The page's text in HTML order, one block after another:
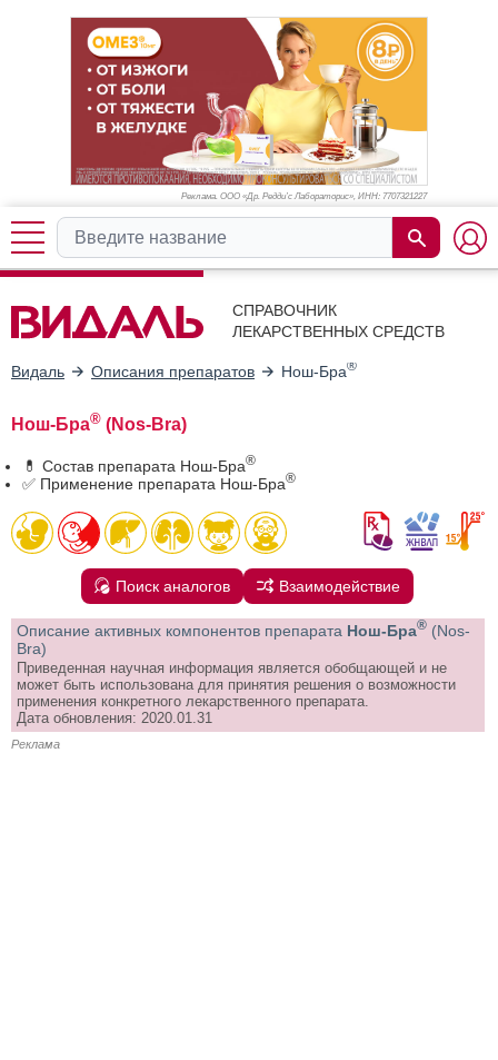
Реклама. ООО «Др. Редди’с Лабораторис», ИНН: 7707321227
СПРАВОЧНИК
ЛЕКАРСТВЕННЫХ СРЕДСТВ
Видаль Описания препаратов Нош-Бра®
Нош-Бра® (Nos-Bra)
💊 Состав препарата Нош-Бра®
✅ Применение препарата Нош-Бра®
Поиск аналогов Взаимодействие
Описание активных компонентов препарата Нош-Бра® (Nos-
Bra)
Приведенная научная информация является обобщающей и не
может быть использована для принятия решения о возможности
применения конкретного лекарственного препарата.
Дата обновления: 2020.01.31
Реклама